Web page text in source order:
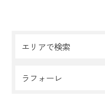
エリアで検索
ラフォーレ